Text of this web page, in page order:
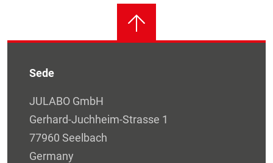
Sede
JULABO GmbH
Gerhard-Juchheim-Strasse 1
77960 Seelbach
Germany